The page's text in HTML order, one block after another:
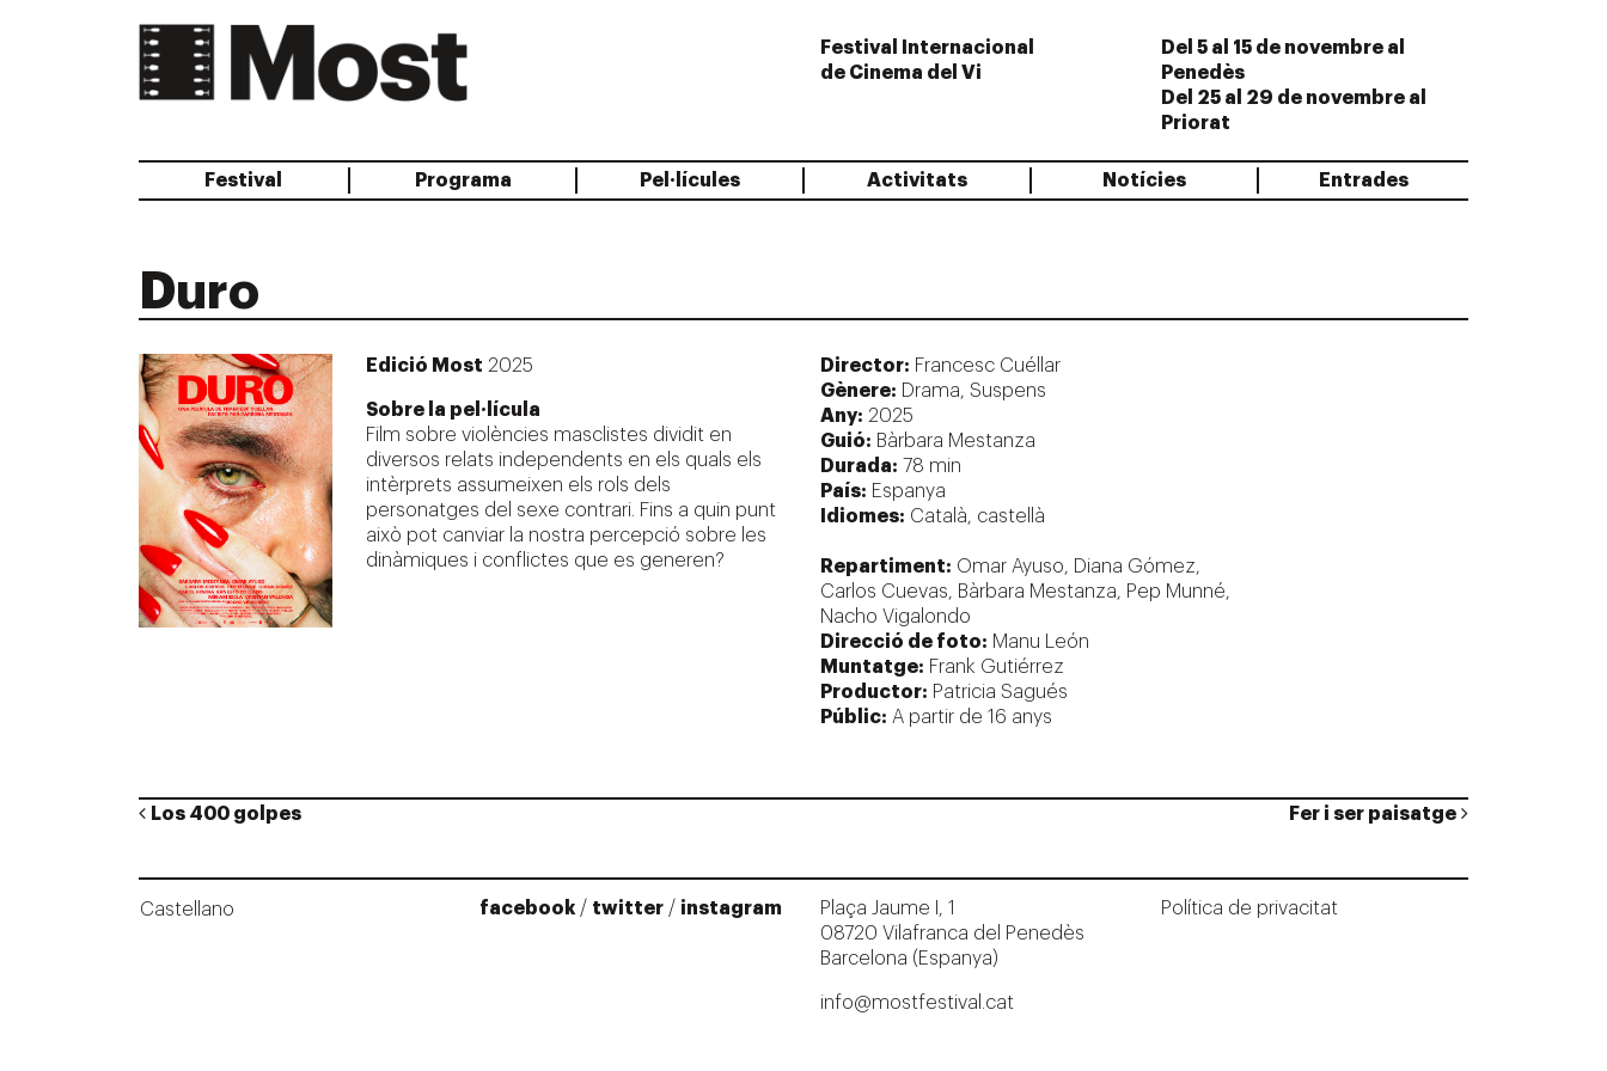
Festival Internacional
de Cinema del Vi
Del 5 al 15 de novembre al
Penedès
Del 25 al 29 de novembre al
Priorat
Festival Programa Pel·lícules Activitats Notícies
Entrades
Gran Reserva
Duro
Edició Most 2025
Sobre la pel·lícula
Film sobre violències masclistes dividit en
diversos relats independents en els quals els
intèrprets assumeixen els rols dels
personatges del sexe contrari. Fins a quin punt
això pot canviar la nostra percepció sobre les
dinàmiques i conflictes que es generen?
Director: Francesc Cuéllar
Gènere: Drama, Suspens
Any: 2025
Guió: Bàrbara Mestanza
Durada: 78 min
País: Espanya
Idiomes: Català, castellà
Repartiment: Omar Ayuso, Diana Gómez,
Carlos Cuevas, Bàrbara Mestanza, Pep Munné,
Nacho Vigalondo
Direcció de foto: Manu León
Muntatge: Frank Gutiérrez
Productor: Patricia Sagués
Públic: A partir de 16 anys
Post navigation
Los 400 golpes Fer i ser paisatge
Castellano facebook / twitter / instagram
Plaça Jaume I, 1
08720 Vilafranca del Penedès
Barcelona (Espanya)
info@mostfestival.cat
Política de privacitat